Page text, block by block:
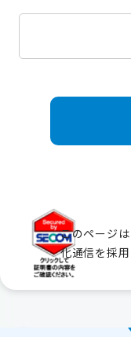
このページ
化通信を採用